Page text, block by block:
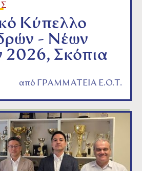
Κύπελλο
- Νέων
2026, Σκόπια
από ΓΡΑΜΜΑΤΕΙΑ Ε.Ο.Τ.